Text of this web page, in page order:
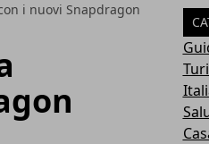
i nuovi Snapdragon